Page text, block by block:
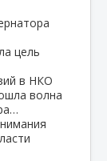
цель
волна